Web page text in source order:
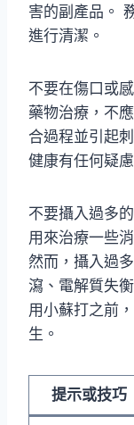
害的副產品。
進行清潔。
不要在傷口或
藥物治療，不
合過程並引起
健康有任何疑
不要攝入過多
用來治療一些
然而，攝入過
瀉、電解質失
用小蘇打之前
生。
提示或技巧